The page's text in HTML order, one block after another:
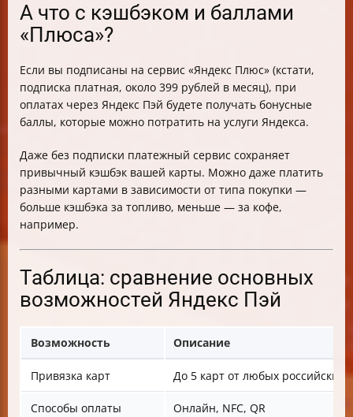
А что с кэшбэком и баллами
«Плюса»?
Если вы подписаны на сервис «Яндекс Плюс» (кстати,
подписка платная, около 399 рублей в месяц), при
оплатах через Яндекс Пэй будете получать бонусные
баллы, которые можно потратить на услуги Яндекса.
Даже без подписки платежный сервис сохраняет
привычный кэшбэк вашей карты. Можно даже платить
разными картами в зависимости от типа покупки —
больше кэшбэка за топливо, меньше — за кофе,
например.
Таблица: сравнение основных
возможностей Яндекс Пэй
Возможность Описание
Привязка карт До 5 карт от любых российских
Способы оплаты Онлайн, NFC, QR